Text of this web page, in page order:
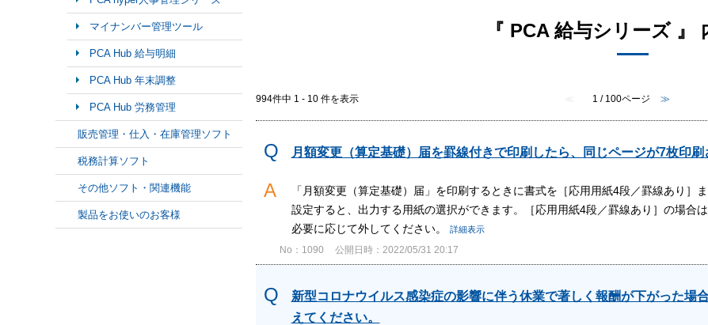
マイナンバー管理ツール
PCA Hub 給与明細
PCA Hub 年末調整
PCA Hub 労務管理
販売管理・仕入・在庫管理ソフト
税務計算ソフト
その他ソフト・関連機能
製品をお使いのお客様
『 PCA 給与シリーズ 』
994件中 1 - 10 件を表示 ≪ 1 / 100ページ ≫
月額変更（算定基礎）届を罫線付きで印刷したら、同じページが7枚印刷
「月額変更（算定基礎）届」を印刷するときに書式を［応用用紙4段／罫線あり］
設定すると、出力する用紙の選択ができます。［応用用紙4段／罫線あり］の場合
必要に応じて外してください。
詳細表示
No：1090 公開日時：2022/05/31 20:17
新型コロナウイルス感染症の影響に伴う休業で著しく報酬が下がった場
えてください。